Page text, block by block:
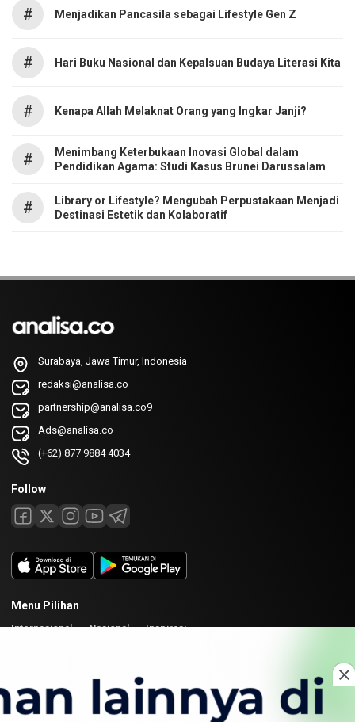
# Menjadikan Pancasila sebagai Lifestyle Gen Z
# Hari Buku Nasional dan Kepalsuan Budaya Literasi Kita
# Kenapa Allah Melaknat Orang yang Ingkar Janji?
#
Menimbang Keterbukaan Inovasi Global dalam
Pendidikan Agama: Studi Kasus Brunei Darussalam
#
Library or Lifestyle? Mengubah Perpustakaan Menjadi
Destinasi Estetik dan Kolaboratif
Surabaya, Jawa Timur, Indonesia
redaksi@analisa.co
partnership@analisa.co9
Ads@analisa.co
(+62) 877 9884 4034
Follow
Menu Pilihan
Internasional Nasional Inspirasi
Redaksi Kirim Karya
Copyright © 2026 Analisa. All rights reserved.